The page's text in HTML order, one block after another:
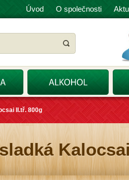
Úvod O společnosti
II.tř. 800g